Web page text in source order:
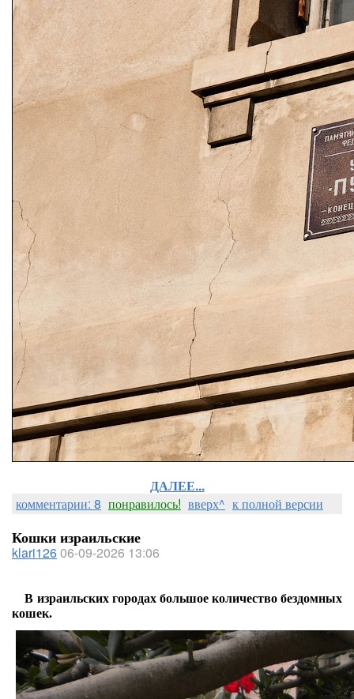
ДАЛЕЕ...
комментарии: 8 понравилось! вверх^ к полной версии
Кошки израильские
klari12606-09-2026 13:06
В израильских городах большое количество бездомных
кошек.